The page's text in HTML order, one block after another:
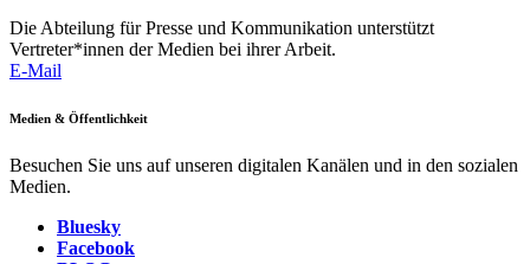
Die Abteilung für Presse und Kommunikation unterstützt
Vertreter*innen der Medien bei ihrer Arbeit.
E-Mail
Medien & Öffentlichkeit
Besuchen Sie uns auf unseren digitalen Kanälen und in den sozialen
Medien.
Bluesky
Facebook